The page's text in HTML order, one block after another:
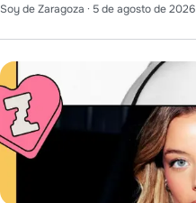
Soy de Zaragoza · 5 de agosto de 2026